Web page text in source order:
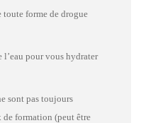
toute forme de drogue
l’eau pour vous hydrater
sont pas toujours
formation (peut être